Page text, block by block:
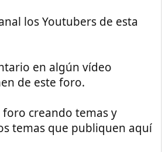
los Youtubers de esta
en algún vídeo
de este foro.
foro creando temas y
temas que publiquen aquí